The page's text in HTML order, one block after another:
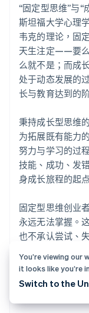
“固定型思维”与
斯坦福大学心理
韦克的理论，固
天生注定——要么
么就不是；而成
处于动态发展的
长与教育达到的
秉持成长型思维
为拓展既有能力
努力与学习的过
技能、成功、发
身成长旅程的起
固定型思维创业
永远无法掌握。
也不承认尝试、
长。请将低谷转
的庆典。主动尝
You’re viewing our
it looks like you’re
Switch to the